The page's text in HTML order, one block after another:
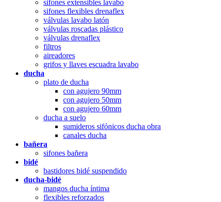
sifones extensibles lavabo
sifones flexibles drenaflex
válvulas lavabo latón
válvulas roscadas plástico
válvulas drenaflex
filtros
aireadores
grifos y llaves escuadra lavabo
ducha
plato de ducha
con agujero 90mm
con agujero 50mm
con agujero 60mm
ducha a suelo
sumideros sifónicos ducha obra
canales ducha
bañera
sifones bañera
bidé
bastidores bidé suspendido
ducha-bidé
mangos ducha íntima
flexibles reforzados